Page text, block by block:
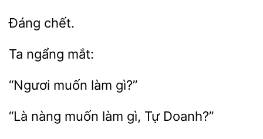
gì?”
nàng làm Tự Doanh?”